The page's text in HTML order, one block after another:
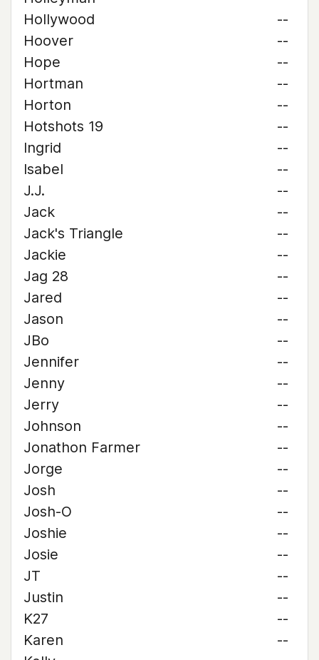
Hollywood
--
Hoover
--
Hope
--
Hortman
--
Horton
--
Hotshots 19
--
Ingrid
--
Isabel
--
J.J.
--
Jack
--
Jack's Triangle
--
Jackie
--
Jag 28
--
Jared
--
Jason
--
JBo
--
Jennifer
--
Jenny
--
Jerry
--
Johnson
--
Jonathon Farmer
--
Jorge
--
Josh
--
Josh-O
--
Joshie
--
Josie
--
JT
--
Justin
--
K27
--
Karen
--